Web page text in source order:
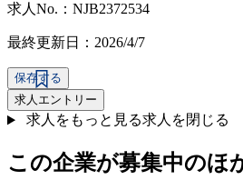
求人No.：NJB2372534
最終更新日：2026/4/7
保存する
求人エントリー
求人をもっと見る求人を閉じる
この企業が募集中のほ